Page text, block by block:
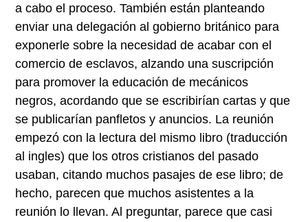
a cabo el proceso. También están planteando
enviar una delegación al gobierno británico para
exponerle sobre la necesidad de acabar con el
comercio de esclavos, alzando una suscripción
para promover la educación de mecánicos
negros, acordando que se escribirían cartas y que
se publicarían panfletos y anuncios. La reunión
empezó con la lectura del mismo libro (traducción
al ingles) que los otros cristianos del pasado
usaban, citando muchos pasajes de ese libro; de
hecho, parecen que muchos asistentes a la
reunión lo llevan. Al preguntar, parece que casi